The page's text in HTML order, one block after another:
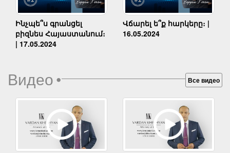
Ինչպե՞ս գրանցել
բիզնես Հայաստանում։
| 17.05.2024
Վճարել ե՞ք հարկերը։ |
16.05.2024
Видео• Все видео